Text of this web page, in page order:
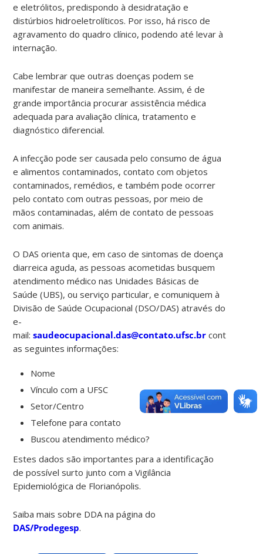
e eletrólitos, predispondo à desidratação e
distúrbios hidroeletrolíticos. Por isso, há risco de
agravamento do quadro clínico, podendo até levar à
internação.
Cabe lembrar que outras doenças podem se
manifestar de maneira semelhante. Assim, é de
grande importância procurar assistência médica
adequada para avaliação clínica, tratamento e
diagnóstico diferencial.
A infecção pode ser causada pelo consumo de água
e alimentos contaminados, contato com objetos
contaminados, remédios, e também pode ocorrer
pelo contato com outras pessoas, por meio de
mãos contaminadas, além de contato de pessoas
com animais.
O DAS orienta que, em caso de sintomas de doença
diarreica aguda, as pessoas acometidas busquem
atendimento médico nas Unidades Básicas de
Saúde (UBS), ou serviço particular, e comuniquem à
Divisão de Saúde Ocupacional (DSO/DAS) através do
e-
mail: saudeocupacional.das@contato.ufsc.br contendo
as seguintes informações:
Nome
Vínculo com a UFSC
Setor/Centro
Telefone para contato
Buscou atendimento médico?
Estes dados são importantes para a identificação
de possível surto junto com a Vigilância
Epidemiológica de Florianópolis.
Saiba mais sobre DDA na página do
DAS/Prodegesp.